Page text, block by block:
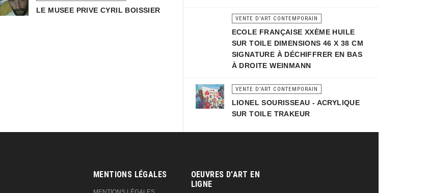
LE MUSEE PRIVE CYRIL BOISSIER
VENTE D'ART CONTEMPORAIN
ECOLE FRANÇAISE XXÈME HUILE
SUR TOILE DIMENSIONS 46 X 38 CM
SIGNATURE À DÉCHIFFRER EN BAS
À DROITE WEINMANN
VENTE D'ART CONTEMPORAIN
LIONEL SOURISSEAU - ACRYLIQUE
SUR TOILE TRAKEUR
MENTIONS LÉGALES
OEUVRES D'ART EN
LIGNE‎